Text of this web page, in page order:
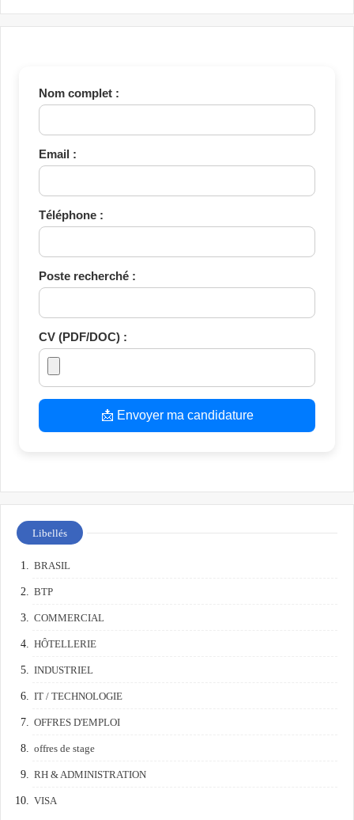
Nom complet :
Email :
Téléphone :
Poste recherché :
CV (PDF/DOC) :
📩 Envoyer ma candidature
Libellés
BRASIL
BTP
COMMERCIAL
HÔTELLERIE
INDUSTRIEL
IT / TECHNOLOGIE
OFFRES D'EMPLOI
offres de stage
RH & ADMINISTRATION
VISA